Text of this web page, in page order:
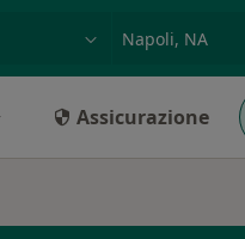
Assicurazione